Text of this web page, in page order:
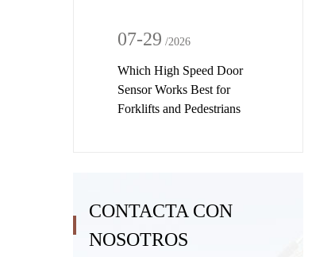
07-29 /2026
Which High Speed Door
Sensor Works Best for
Forklifts and Pedestrians
CONTACTA CON
NOSOTROS